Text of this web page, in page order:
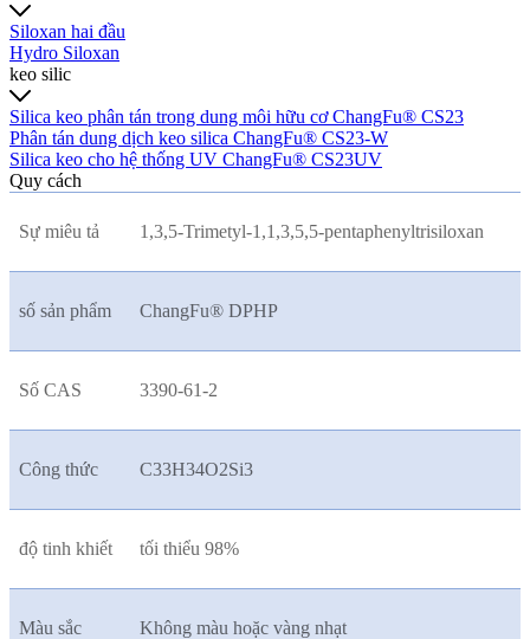
Siloxan hai đầu
Hydro Siloxan
keo silic
Silica keo phân tán trong dung môi hữu cơ ChangFu® CS23
Phân tán dung dịch keo silica ChangFu® CS23-W
Silica keo cho hệ thống UV ChangFu® CS23UV
Quy cách
Sự miêu tả 1,3,5-Trimetyl-1,1,3,5,5-pentaphenyltrisiloxan
số sản phẩm ChangFu® DPHP
Số CAS 3390-61-2
Công thức C33H34O2Si3
độ tinh khiết tối thiểu 98%
Màu sắc Không màu hoặc vàng nhạt